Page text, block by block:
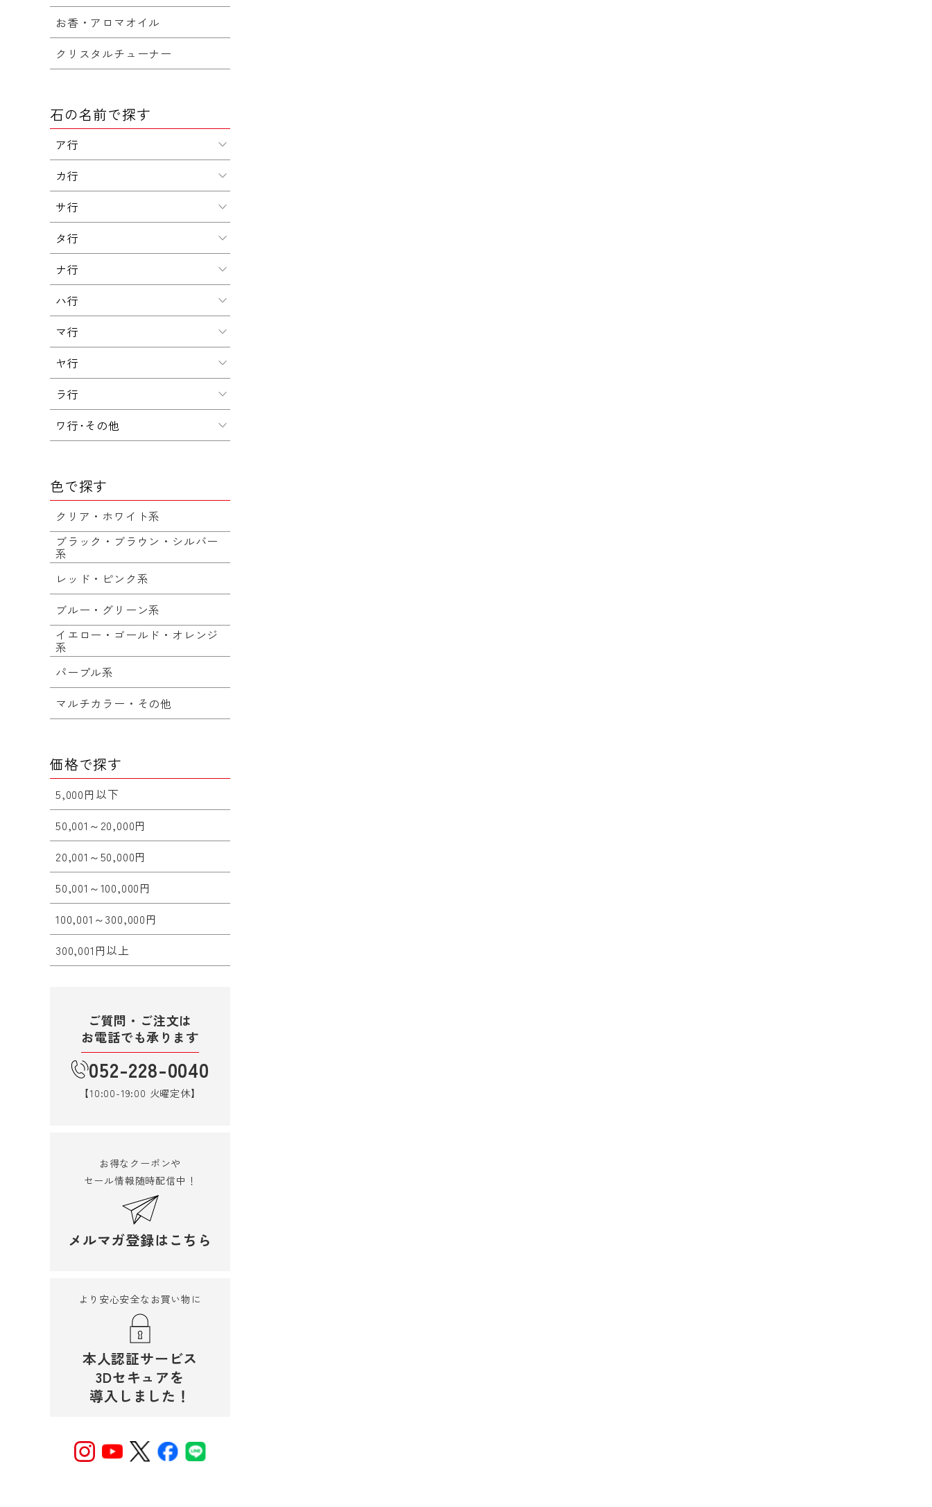
お香・アロマオイル
クリスタルチューナー
石の名前で探す
ア行
カ行
サ行
タ行
ナ行
ハ行
マ行
ヤ行
ラ行
ワ行･その他
色で探す
クリア・ホワイト系
ブラック・ブラウン・シルバー
系
レッド・ピンク系
ブルー・グリーン系
イエロー・ゴールド・オレンジ
系
パープル系
マルチカラー・その他
価格で探す
5,000円以下
50,001～20,000円
20,001～50,000円
50,001～100,000円
100,001～300,000円
300,001円以上
ご質問・ご注文は
お電話でも承ります
052-228-0040
【10:00-19:00 火曜定休】
お得なクーポンや
セール情報随時配信中！
メルマガ登録はこちら
より安心安全なお買い物に
本人認証サービス
3Dセキュアを
導入しました！